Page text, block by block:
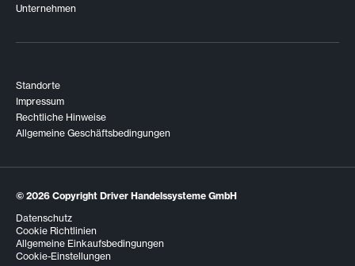
Unternehmen
Standorte
Impressum
Rechtliche Hinweise
Allgemeine Geschäftsbedingungen
© 2026 Copyright Driver Handelssysteme GmbH
Datenschutz
Cookie Richtlinien
Allgemeine Einkaufsbedingungen
Cookie-Einstellungen